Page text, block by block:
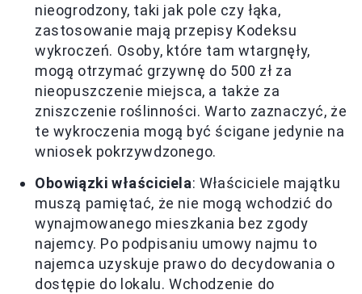
nieogrodzony, taki jak pole czy łąka,
zastosowanie mają przepisy Kodeksu
wykroczeń. Osoby, które tam wtargnęły,
mogą otrzymać grzywnę do 500 zł za
nieopuszczenie miejsca, a także za
zniszczenie roślinności. Warto zaznaczyć, że
te wykroczenia mogą być ścigane jedynie na
wniosek pokrzywdzonego.
Obowiązki właściciela: Właściciele majątku
muszą pamiętać, że nie mogą wchodzić do
wynajmowanego mieszkania bez zgody
najemcy. Po podpisaniu umowy najmu to
najemca uzyskuje prawo do decydowania o
dostępie do lokalu. Wchodzenie do